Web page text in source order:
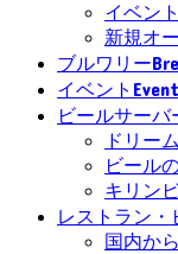
イベント
新規オ
ブルワリー
イベント Event
ビールサーバ
ドリー
ビール
キリン
レストラン・
国内か